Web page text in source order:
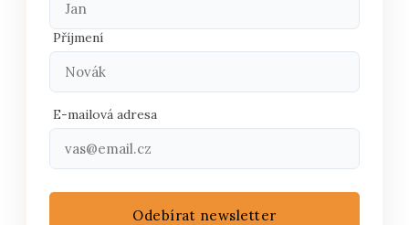
Příjmení
E-mailová adresa
Odebírat newsletter